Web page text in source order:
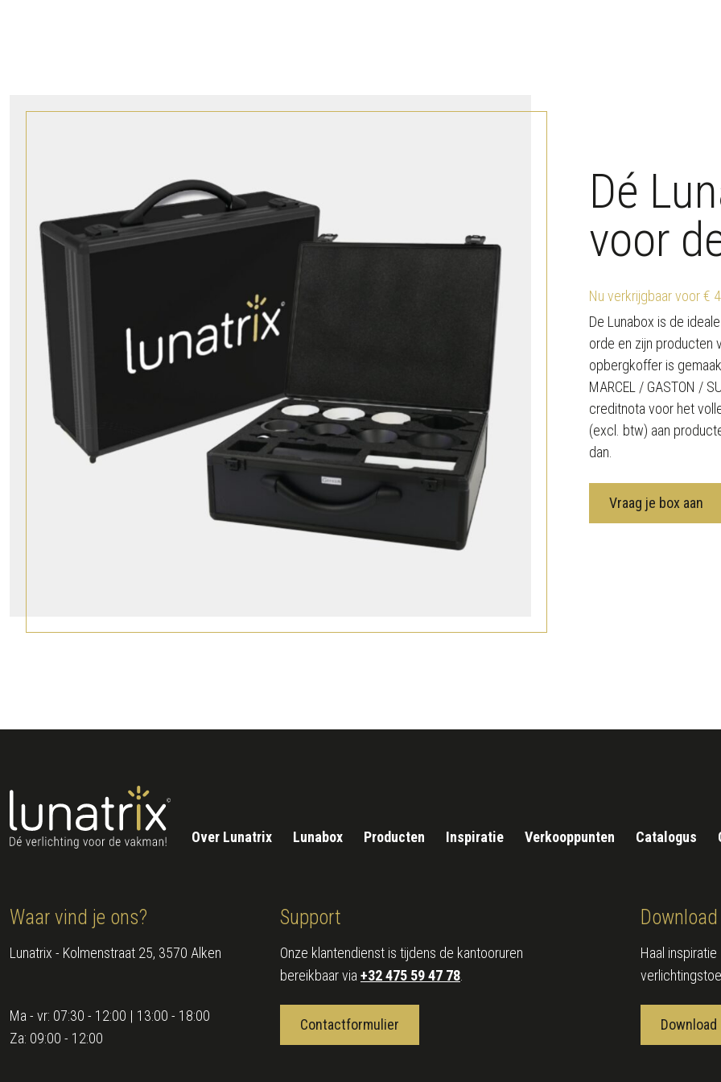
Dé
voor
Nu verkrijgbaar voor €
De Lunabox is de
orde en zijn producten
opbergkoffer is
MARCEL / GASTON /
creditnota voor het
(excl. btw) aan
dan.
Vraag je box aan
Over Lunatrix Lunabox Producten Inspiratie Verkooppunten Catalogus
Waar vind je ons?
Lunatrix - Kolmenstraat 25, 3570 Alken
Ma - vr: 07:30 - 12:00 | 13:00 - 18:00
Za: 09:00 - 12:00
Support
Onze klantendienst is tijdens de kantooruren
bereikbaar via +32 475 59 47 78
Contactformulier
Haal